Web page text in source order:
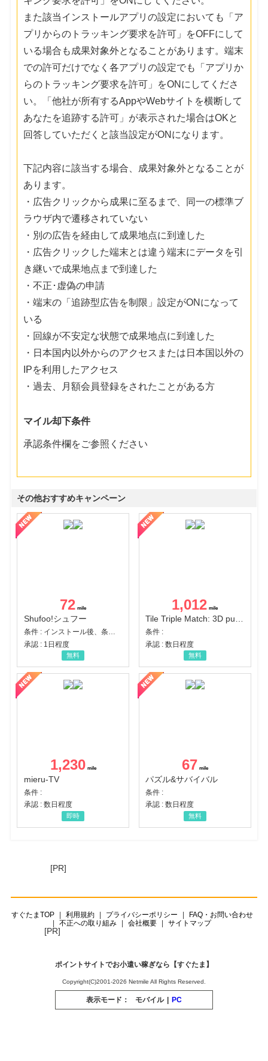
また該当インストールアプリの設定においても「ア
プリからのトラッキング要求を許可」をOFFにして
いる場合も成果対象外となることがあります。端末
での許可だけでなく各アプリの設定でも「アプリか
らのトラッキング要求を許可」をONにしてくださ
い。「他社が所有するAppやWebサイトを横断して
あなたを追跡する許可」が表示された場合はOKと
回答していただくと該当設定がONになります。
下記内容に該当する場合、成果対象外となることが
あります。
・広告クリックから成果に至るまで、同一の標準ブ
ラウザ内で遷移されていない
・別の広告を経由して成果地点に到達した
・広告クリックした端末とは違う端末にデータを引
き継いで成果地点まで到達した
・不正･虚偽の申請
・端末の「追跡型広告を制限」設定がONになって
いる
・回線が不安定な状態で成果地点に到達した
・日本国内以外からのアクセスまたは日本国以外の
IPを利用したアクセス
・過去、月額会員登録をされたことがある方
マイル却下条件
承認条件欄をご参照ください
その他おすすめキャンペーン
72
Shufoo!シュフー
条件 : インストール後、条件達成
承認 : 1日程度
無料
1,012
Tile Triple Match: 3D puzzle
条件 :
承認 : 数日程度
無料
1,230
mieru-TV
条件 :
承認 : 数日程度
即時
67
パズル&サバイバル
条件 :
承認 : 数日程度
無料
[PR]
すぐたまTOP 利用規約 プライバシーポリシー
FAQ・お問い合わせ
不正への取り組み
会社概要 サイトマップ
[PR]
ポイントサイトでお小遣い稼ぎなら【すぐたま】
Copyright(C)2001-2026 Netmile All Rights Reserved.
表示モード： モバイル | PC